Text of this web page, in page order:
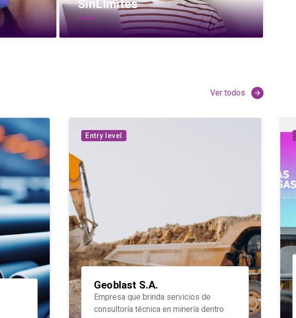
SinLímites
Ver todos arrow_forward
Geoblast S.A.
Empresa que brinda servicios de
consultoría técnica en minería dentro
Entry level